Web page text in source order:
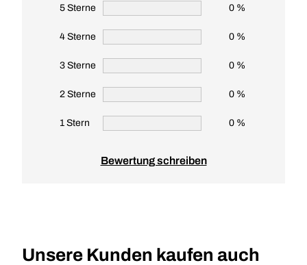
5 Sterne 0 %
4 Sterne 0 %
3 Sterne 0 %
2 Sterne 0 %
1 Stern 0 %
Bewertung schreiben
Unsere Kunden kaufen auch